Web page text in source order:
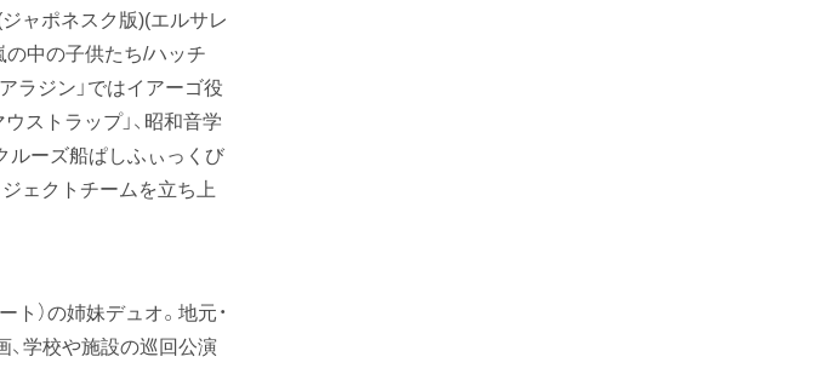
ジャポネスク版)(エルサレ
の中の子供たち/ハッチ
ラジン」ではイアーゴ役
ストラップ」、昭和音学
ルーズ船ぱしふぃっくび
ジェクトチームを立ち上
）の姉妹デュオ。地元・
、学校や施設の巡回公演